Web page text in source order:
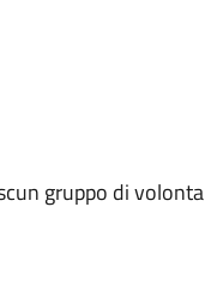
gruppo di